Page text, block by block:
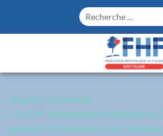
Accueil » Actualités
» La FHF se félicite de la décision
garantir le financement des hôpitaux
Panneau de gestion des cookies